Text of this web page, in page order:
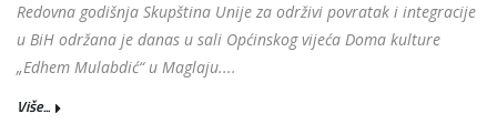
Redovna godišnja Skupština Unije za održivi povratak i integracije
u BiH održana je danas u sali Općinskog vijeća Doma kulture
„Edhem Mulabdić“ u Maglaju....
Više...